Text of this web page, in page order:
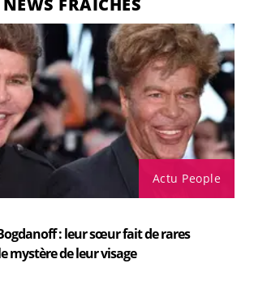
NEWS FRAÎCHES
Actu People
: leur sœur fait de rares
mystère de leur visage